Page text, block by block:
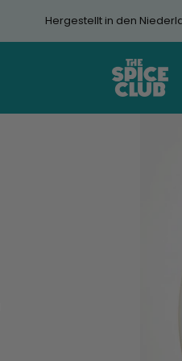
Hergestellt in den
The
Spice